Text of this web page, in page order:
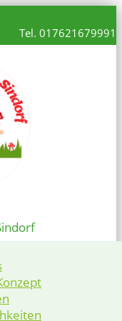
Tel. 017621679991